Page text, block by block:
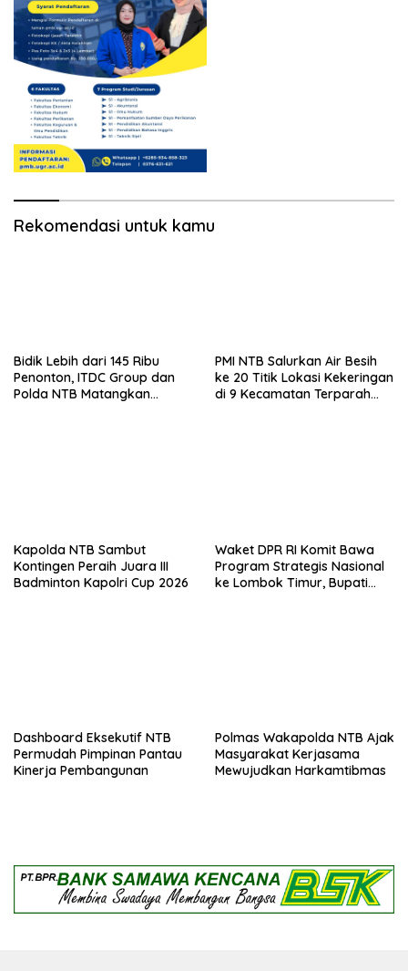
Rekomendasi untuk kamu
Bidik Lebih dari 145 Ribu
Penonton, ITDC Group dan
Polda NTB Matangkan
PMI NTB Salurkan Air Besih
ke 20 Titik Lokasi Kekeringan
di 9 Kecamatan Terparah
Kapolda NTB Sambut
Kontingen Peraih Juara III
Badminton Kapolri Cup 2026
Waket DPR RI Komit Bawa
Program Strategis Nasional
ke Lombok Timur, Bupati
Dashboard Eksekutif NTB
Permudah Pimpinan Pantau
Kinerja Pembangunan
Polmas Wakapolda NTB Ajak
Masyarakat Kerjasama
Mewujudkan Harkamtibmas